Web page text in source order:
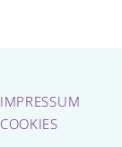
IMPRESSUM
COOKIES